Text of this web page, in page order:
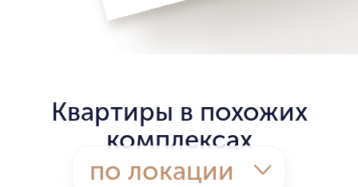
Квартиры в похожих
комплексах
по локации